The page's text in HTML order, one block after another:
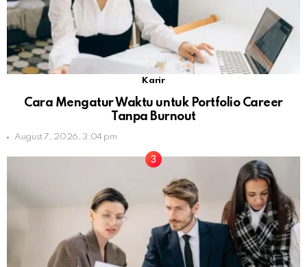
Karir
Cara Mengatur Waktu untuk Portfolio Career
Tanpa Burnout
August 7, 2026, 3:04 pm